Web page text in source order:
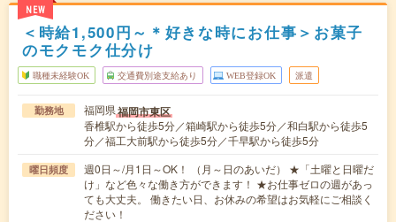
NEW
＜時給1,500円～＊好きな時にお仕事＞お菓子
のモクモク仕分け
職種未経験OK 交通費別途支給あり WEB登録OK 派遣
勤務地 福岡県福岡市東区
香椎駅から徒歩5分／箱崎駅から徒歩5分／和白駅から徒歩5
分／福工大前駅から徒歩5分／千早駅から徒歩5分
曜日頻度
週0日～/月1日～OK！ （月～日のあいだ） ★「土曜と日曜だ
け」など色々な働き方ができます！ ★お仕事ゼロの週があっ
ても大丈夫。 働きたい日、お休みの希望はお気軽にご相談く
ださい！